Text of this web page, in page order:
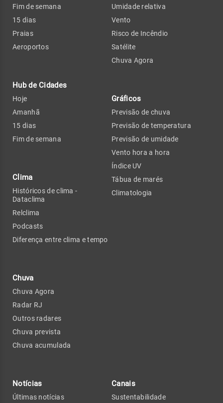
Fim de semana
15 dias
Praias
Aeroportos
Hub de Cidades
Hoje
Amanhã
15 dias
Fim de semana
Clima
Históricos de clima -
Dataclima
Relclima
Podcasts
Diferença entre clima e tempo
Chuva
Chuva Agora
Radar RJ
Outros radares
Chuva prevista
Chuva acumulada
Umidade relativa
Vento
Risco de Incêndio
Satélite
Chuva Agora
Gráficos
Previsão de chuva
Previsão de temperatura
Previsão de umidade
Vento hora a hora
Índice UV
Tábua de marés
Climatologia
Notícias
Últimas notícias
Canais
Sustentabilidade